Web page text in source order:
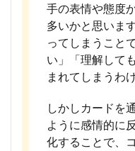
手の表情や態度
多いかと思いま
ってしまうこと
い」「理解して
まれてしまうわ
しかしカードを
ように感情的に
化することで、